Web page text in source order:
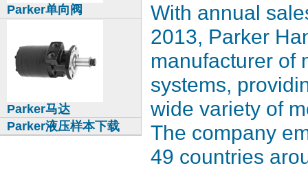
With annual
2013, Parker
manufacturer of
systems,
wide variety of
The company
49 countries
Parker单向阀
Parker马达
Parker液压样本下载